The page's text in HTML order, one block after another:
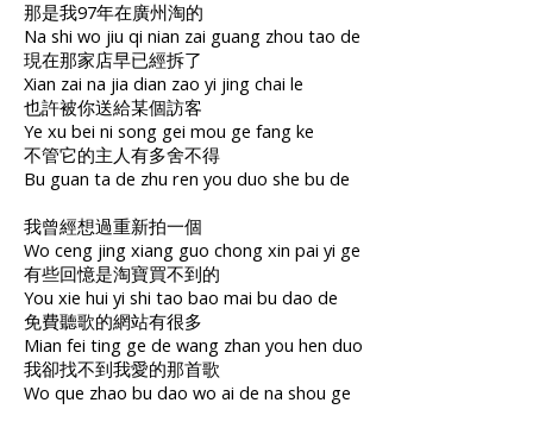
那是我97年在廣州淘的
Na shi wo jiu qi nian zai guang zhou tao de
現在那家店早已經拆了
Xian zai na jia dian zao yi jing chai le
也許被你送給某個訪客
Ye xu bei ni song gei mou ge fang ke
不管它的主人有多舍不得
Bu guan ta de zhu ren you duo she bu de
我曾經想過重新拍一個
Wo ceng jing xiang guo chong xin pai yi ge
有些回憶是淘寶買不到的
You xie hui yi shi tao bao mai bu dao de
免費聽歌的網站有很多
Mian fei ting ge de wang zhan you hen duo
我卻找不到我愛的那首歌
Wo que zhao bu dao wo ai de na shou ge